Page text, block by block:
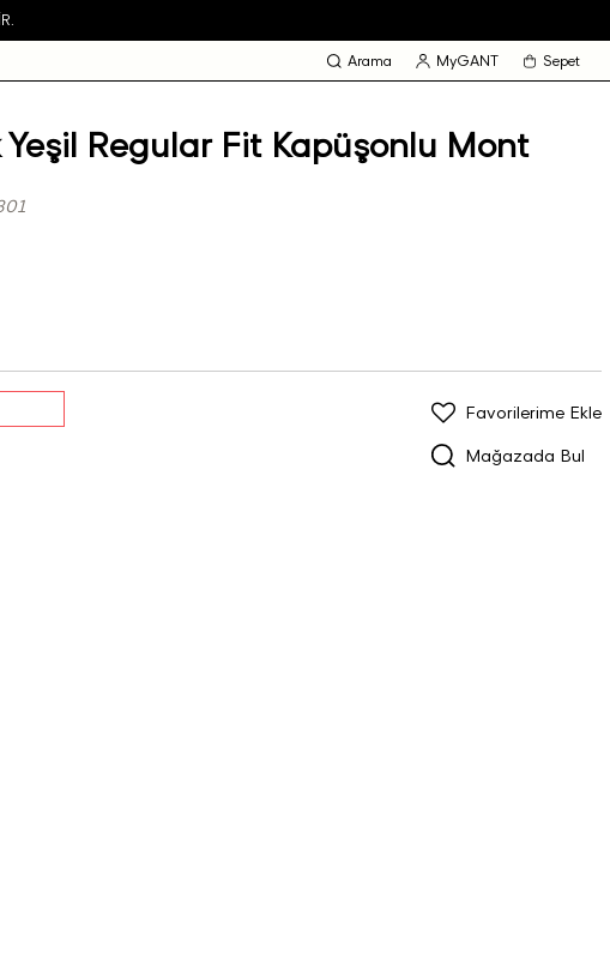
Arama MyGANT Sepet
Yeşil Regular Fit Kapüşonlu Mont
Mağazada Bul
Favorilerime Ekle